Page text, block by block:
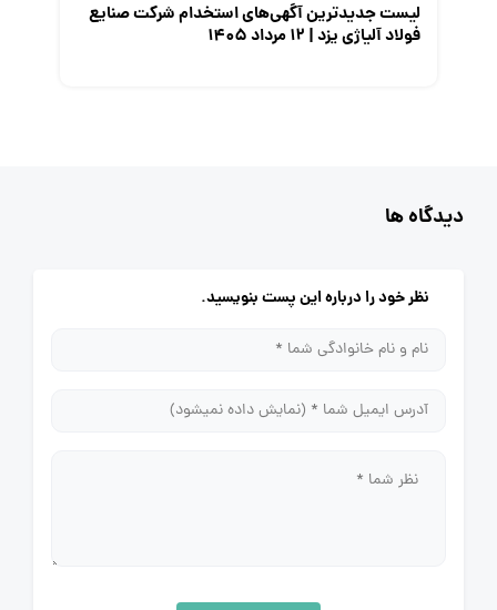
لیست جدیدترین آگهی‌های استخدام شرکت صنایع
فولاد آلیاژی یزد | ۱۲ مرداد ۱۴۰۵
دیدگاه ها
نظر خود را درباره این پست بنویسید.